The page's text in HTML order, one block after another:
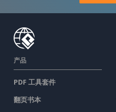
产品
PDF 工具套件
翻页书本